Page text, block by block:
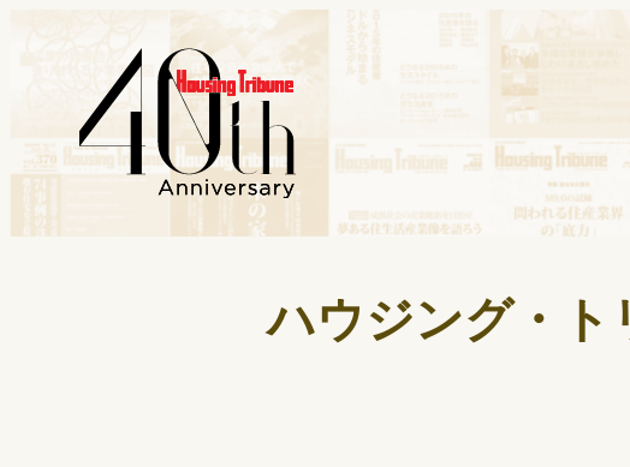
ハウジング・ト